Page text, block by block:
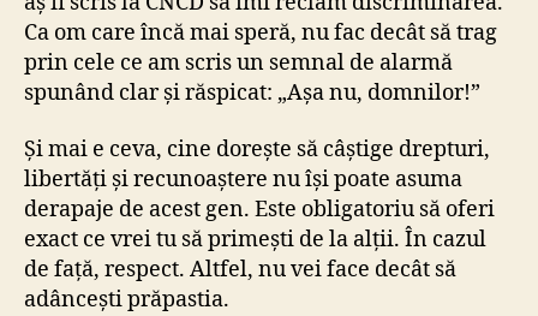
Ca om care încă mai speră, nu fac decât să trag
prin cele ce am scris un semnal de alarmă
spunând clar și răspicat: „Așa nu, domnilor!”
Și mai e ceva, cine dorește să câștige drepturi,
libertăți și recunoaștere nu își poate asuma
derapaje de acest gen. Este obligatoriu să oferi
exact ce vrei tu să primești de la alții. În cazul
de față, respect. Altfel, nu vei face decât să
adâncești prăpastia.